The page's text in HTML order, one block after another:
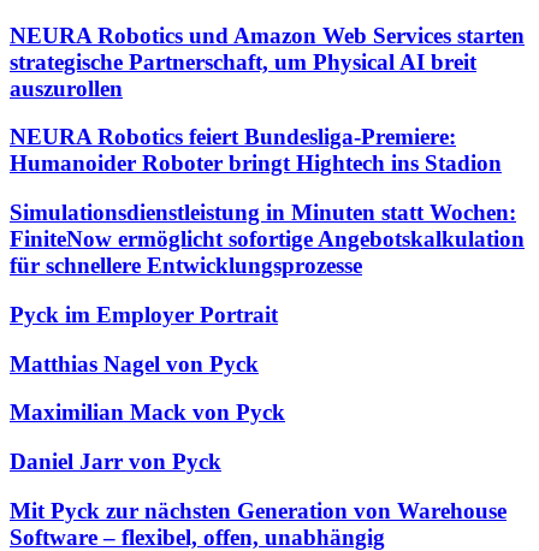
NEURA Robotics und Amazon Web Services starten
strategische Partnerschaft, um Physical AI breit
auszurollen
NEURA Robotics feiert Bundesliga-Premiere:
Humanoider Roboter bringt Hightech ins Stadion
Simulationsdienstleistung in Minuten statt Wochen:
FiniteNow ermöglicht sofortige Angebotskalkulation
für schnellere Entwicklungsprozesse
Pyck im Employer Portrait
Matthias Nagel von Pyck
Maximilian Mack von Pyck
Daniel Jarr von Pyck
Mit Pyck zur nächsten Generation von Warehouse
Software – flexibel, offen, unabhängig